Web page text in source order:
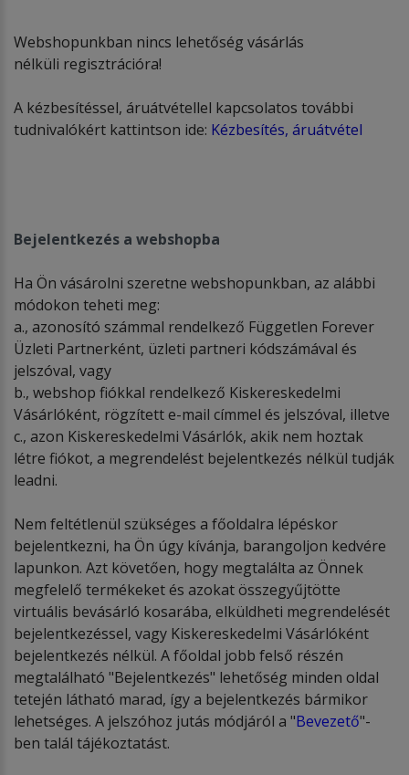
Webshopunkban nincs lehetőség vásárlás
nélküli regisztrációra!
A kézbesítéssel, áruátvétellel kapcsolatos további
tudnivalókért kattintson ide: Kézbesítés, áruátvétel
Bejelentkezés a webshopba
Ha Ön vásárolni szeretne webshopunkban, az alábbi
módokon teheti meg:
a., azonosító számmal rendelkező Független Forever
Üzleti Partnerként, üzleti partneri kódszámával és
jelszóval, vagy
b., webshop fiókkal rendelkező Kiskereskedelmi
Vásárlóként, rögzített e-mail címmel és jelszóval, illetve
c., azon Kiskereskedelmi Vásárlók, akik nem hoztak
létre fiókot, a megrendelést bejelentkezés nélkül tudják
leadni.
Nem feltétlenül szükséges a főoldalra lépéskor
bejelentkezni, ha Ön úgy kívánja, barangoljon kedvére
lapunkon. Azt követően, hogy megtalálta az Önnek
megfelelő termékeket és azokat összegyűjtötte
virtuális bevásárló kosarába, elküldheti megrendelését
bejelentkezéssel, vagy Kiskereskedelmi Vásárlóként
bejelentkezés nélkül. A főoldal jobb felső részén
megtalálható "Bejelentkezés" lehetőség minden oldal
tetején látható marad, így a bejelentkezés bármikor
lehetséges. A jelszóhoz jutás módjáról a "Bevezető"-
ben talál tájékoztatást.